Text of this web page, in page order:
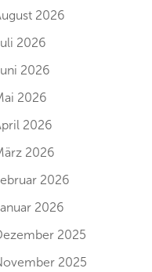
2026
2026
2026
2026
2026
2026
2026
2026
2025
2025